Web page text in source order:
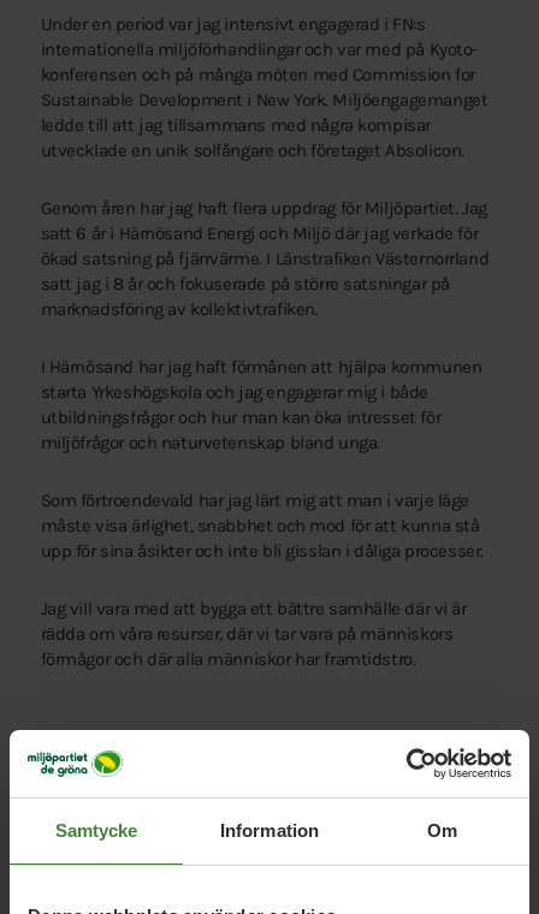
Samtycke Information Om
Under en period var jag intensivt engagerad i FN:s
internationella miljöförhandlingar och var med på Kyoto-
konferensen och på många möten med Commission for
Sustainable Development i New York. Miljöengagemanget
ledde till att jag tillsammans med några kompisar
utvecklade en unik solfångare och företaget Absolicon.
Genom åren har jag haft flera uppdrag för Miljöpartiet. Jag
satt 6 år i Härnösand Energi och Miljö där jag verkade för
ökad satsning på fjärrvärme. I Länstrafiken Västernorrland
satt jag i 8 år och fokuserade på större satsningar på
marknadsföring av kollektivtrafiken.
I Härnösand har jag haft förmånen att hjälpa kommunen
starta Yrkeshögskola och jag engagerar mig i både
utbildningsfrågor och hur man kan öka intresset för
miljöfrågor och naturvetenskap bland unga.
Som förtroendevald har jag lärt mig att man i varje läge
måste visa ärlighet, snabbhet och mod för att kunna stå
upp för sina åsikter och inte bli gisslan i dåliga processer.
Jag vill vara med att bygga ett bättre samhälle där vi är
rädda om våra resurser, där vi tar vara på människors
förmågor och där alla människor har framtidstro.
Hjärtefrågor för Joakim
Solenergi